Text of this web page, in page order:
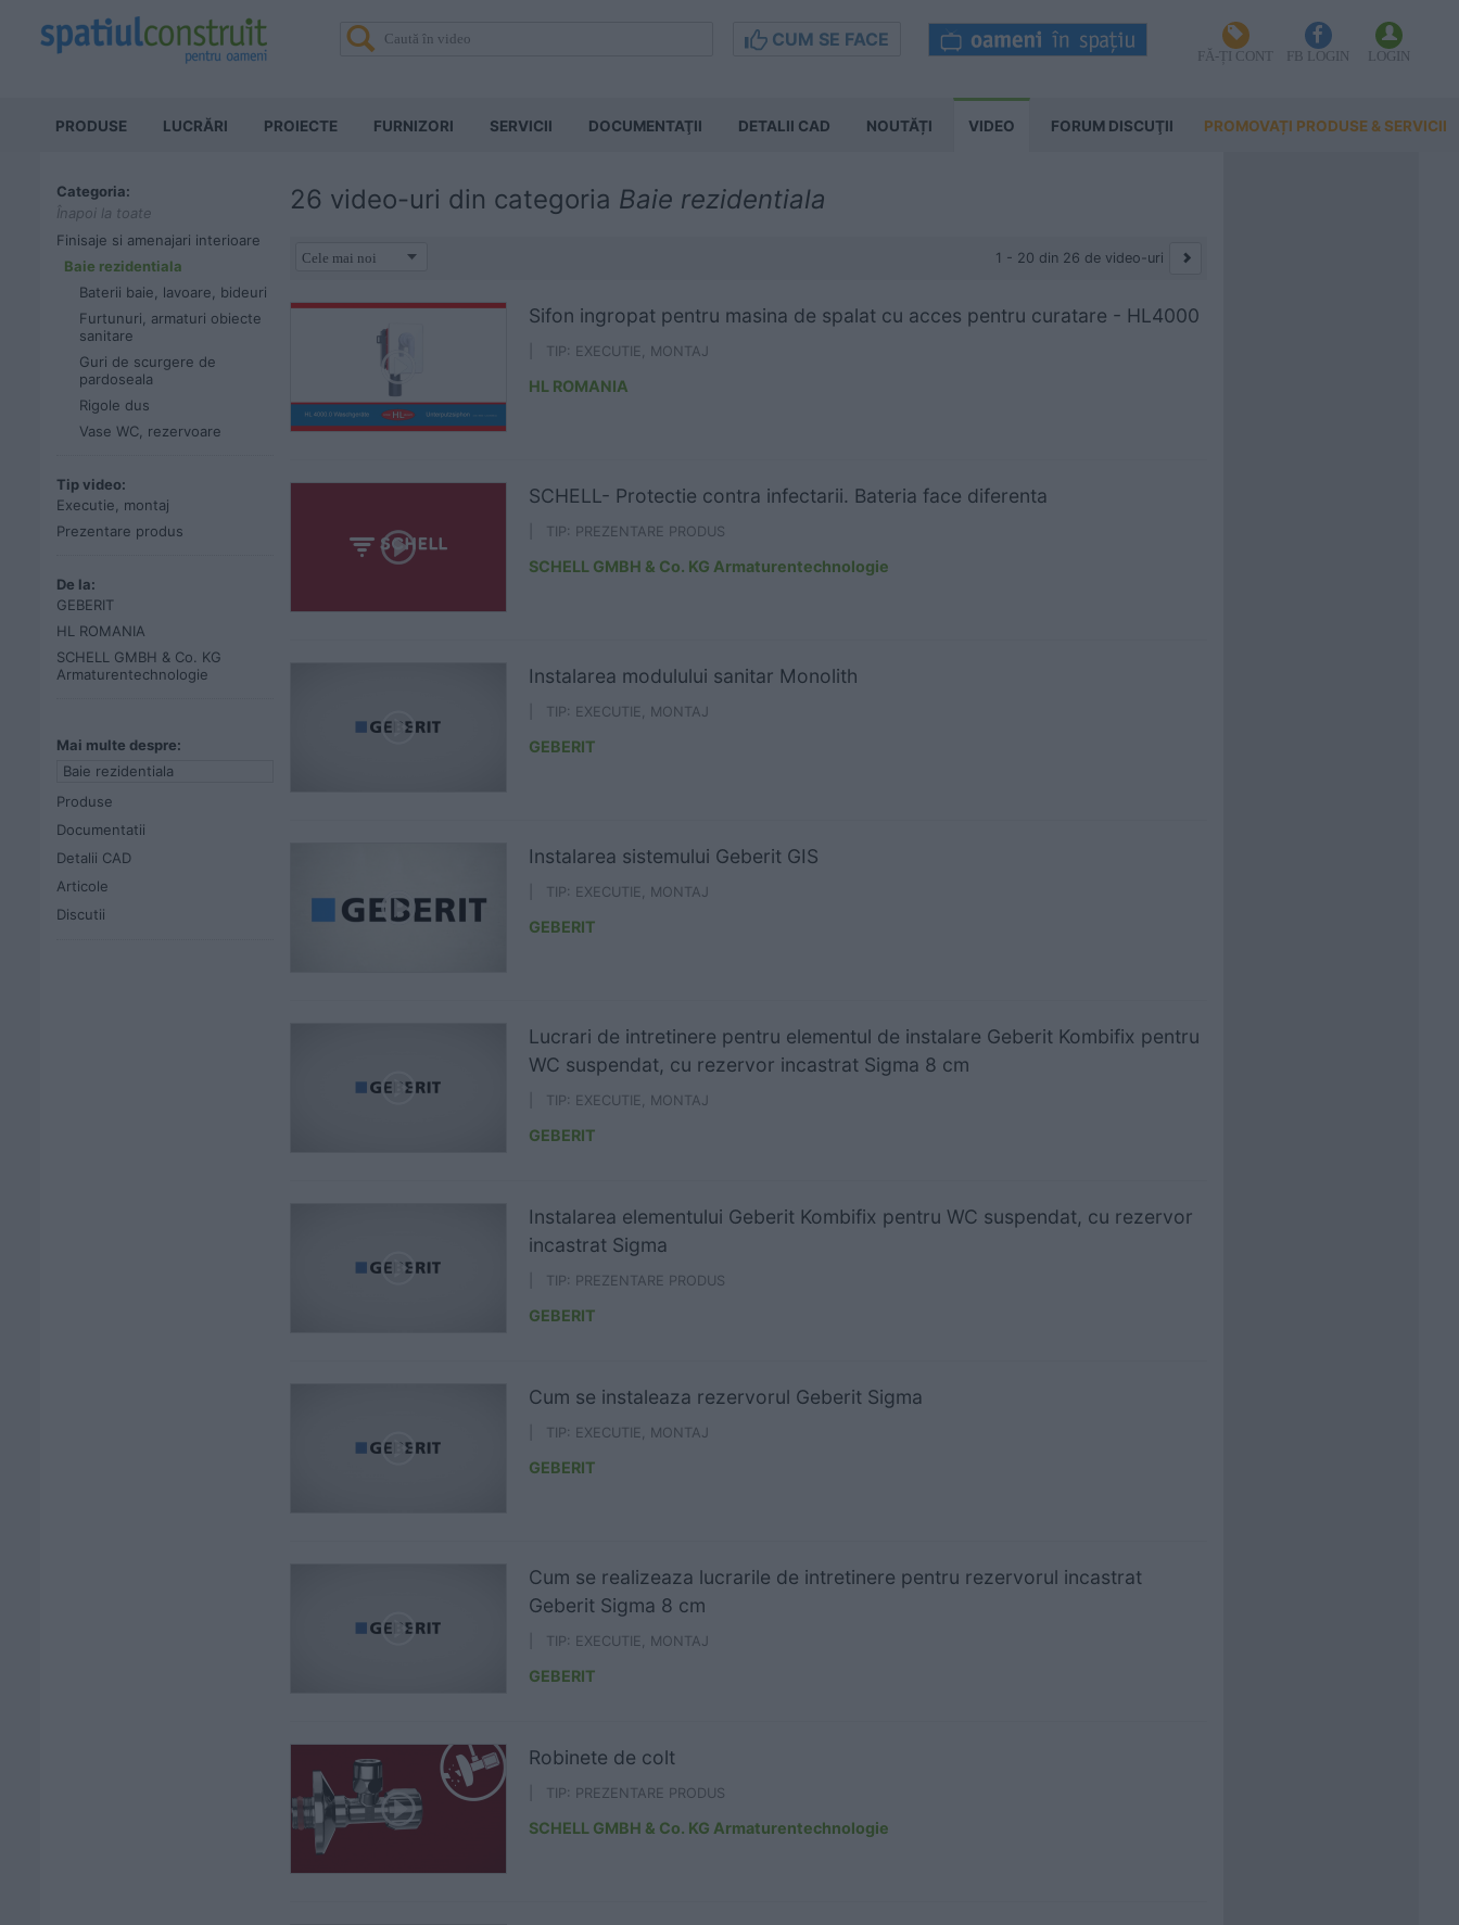
CUM SE FACE
FĂ-ȚI CONT FB LOGIN LOGIN
PRODUSE LUCRĂRI PROIECTE FURNIZORI SERVICII DOCUMENTAŢII DETALII CAD NOUTĂȚI VIDEO FORUM DISCUŢII PROMOVAȚI PRODUSE & SERVICII
Categoria:
Înapoi la toate
Finisaje si amenajari interioare
Baie rezidentiala
Baterii baie, lavoare, bideuri
Furtunuri, armaturi obiecte
sanitare
Guri de scurgere de
pardoseala
Rigole dus
Vase WC, rezervoare
Tip video:
Executie, montaj
Prezentare produs
De la:
GEBERIT
HL ROMANIA
SCHELL GMBH & Co. KG
Armaturentechnologie
Mai multe despre:
Baie rezidentiala
Produse
Documentatii
Detalii CAD
Articole
Discutii
26 video-uri din categoria Baie rezidentiala
1 - 20 din 26 de video-uri
Sifon ingropat pentru masina de spalat cu acces pentru curatare - HL4000
| TIP: EXECUTIE, MONTAJ
HL ROMANIA
SCHELL- Protectie contra infectarii. Bateria face diferenta
| TIP: PREZENTARE PRODUS
SCHELL GMBH & Co. KG Armaturentechnologie
Instalarea modulului sanitar Monolith
| TIP: EXECUTIE, MONTAJ
GEBERIT
Instalarea sistemului Geberit GIS
| TIP: EXECUTIE, MONTAJ
GEBERIT
Lucrari de intretinere pentru elementul de instalare Geberit Kombifix pentru
WC suspendat, cu rezervor incastrat Sigma 8 cm
| TIP: EXECUTIE, MONTAJ
GEBERIT
Instalarea elementului Geberit Kombifix pentru WC suspendat, cu rezervor
incastrat Sigma
| TIP: PREZENTARE PRODUS
GEBERIT
Cum se instaleaza rezervorul Geberit Sigma
| TIP: EXECUTIE, MONTAJ
GEBERIT
Cum se realizeaza lucrarile de intretinere pentru rezervorul incastrat
Geberit Sigma 8 cm
| TIP: EXECUTIE, MONTAJ
GEBERIT
Robinete de colt
| TIP: PREZENTARE PRODUS
SCHELL GMBH & Co. KG Armaturentechnologie